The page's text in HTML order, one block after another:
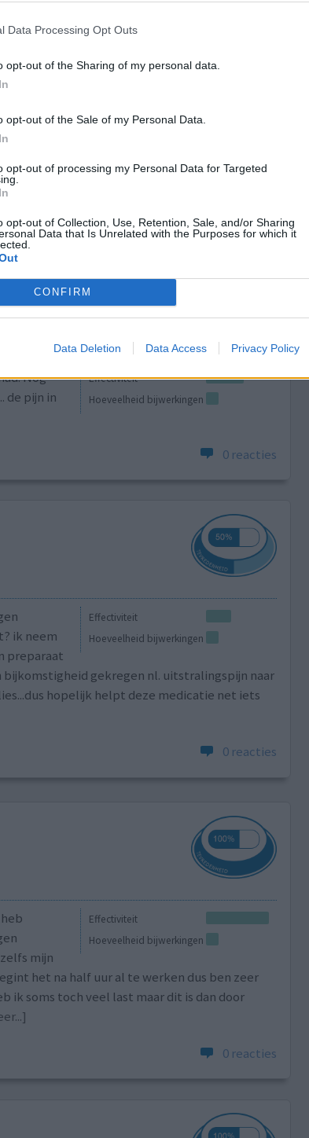
Data Processing Opt Outs
opt-out of the Sharing of my personal data.
opt-out of the Sale of my Personal Data.
opt-out of processing my Personal Data for Targeted
opt-out of Collection, Use, Retention, Sale, and/or Sharing
Data that Is Unrelated with the Purposes for which it
CONFIRM
Data Deletion Data Access Privacy Policy
200.000 mensen deze middelen
tot afhankelijkheid en in sommige
uitzending van Zembla spreken
de complexiteit van pijnbehandeling.
fentanyl en oxycodon: de strijd tegen chronische pijn
4 5 6 7
Effectiviteit
Hoeveelheid bijwerkingen
Nog
de pijn in
0 reacties
Effectiviteit
Hoeveelheid bijwerkingen
ik neem
preparaat
gekregen nl. uitstralingspijn naar
hopelijk helpt deze medicatie net iets
0 reacties
Effectiviteit
Hoeveelheid bijwerkingen
mijn
het na half uur al te werken dus ben zeer
ik soms toch veel last maar dit is dan door
0 reacties